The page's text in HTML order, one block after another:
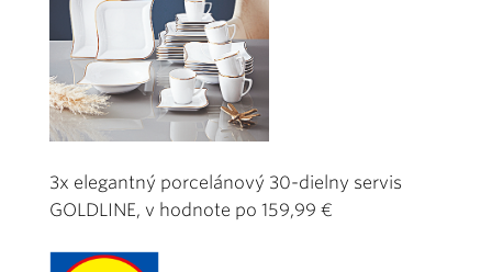
3x elegantný porcelánový 30-dielny servis
GOLDLINE, v hodnote po 159,99 €